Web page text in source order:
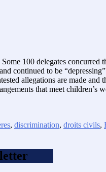
100 delegates concurred
continued to be
allegations are made and
that meet children’s
, discrimination, droits civils,